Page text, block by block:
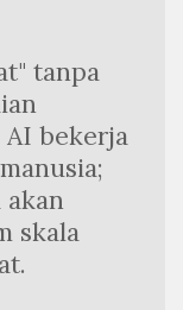
tanpa
AI bekerja
akan
skala